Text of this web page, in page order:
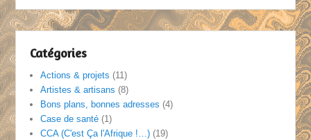
au
fil
des
Catégories
Actions & projets (11)
Artistes & artisans (8)
Bons plans, bonnes adresses (4)
Case de santé (1)
CCA (C'est Ça l'Afrique !…) (19)